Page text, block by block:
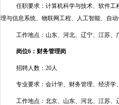
任职要求： 计算机科学与技术、软件工
理与信息系统、物联网工程、人工智能、自
工作地点： 山东、河北、辽宁、江苏、
岗位6：财务管理岗
招聘人数： 20人
专业要求： 会计学、财务管理、经济学
工作地点： 北京、山东、河北、江苏、